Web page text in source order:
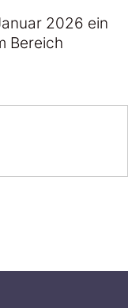
2026 ein
Bereich